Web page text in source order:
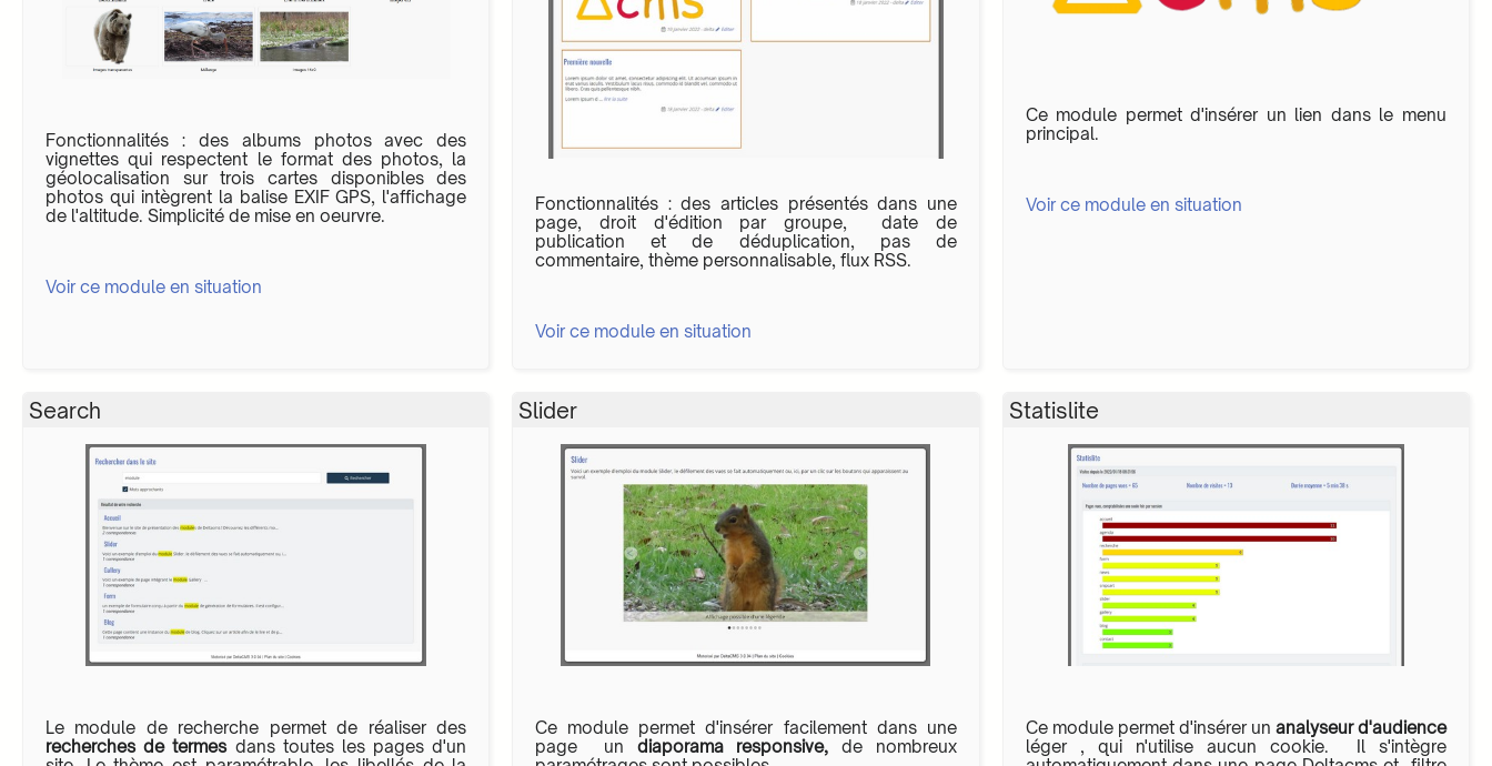
Fonctionnalités : des albums photos avec des
vignettes qui respectent le format des photos, la
géolocalisation sur trois cartes disponibles des
photos qui intègrent la balise EXIF GPS, l'affichage
de l'altitude. Simplicité de mise en oeurvre.
Voir ce module en situation
Fonctionnalités : des articles présentés dans une
page, droit d'édition par groupe, date de
publication et de déduplication, pas de
commentaire, thème personnalisable, flux RSS.
Voir ce module en situation
Ce module permet d'insérer un lien dans le menu
principal.
Voir ce module en situation
Search
Le module de recherche permet de réaliser des
recherches de termesdans toutes les pages d'un
Slider
Ce module permet d'insérer facilement dans une
page un diaporama responsive, de nombreux
Statislite
Ce module permet d'insérer un analyseur d'audience
léger , qui n'utilise aucun cookie. Il s'intègre